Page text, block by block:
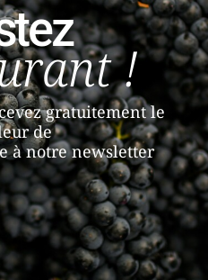
!
gratuitement le
de
à notre newsletter